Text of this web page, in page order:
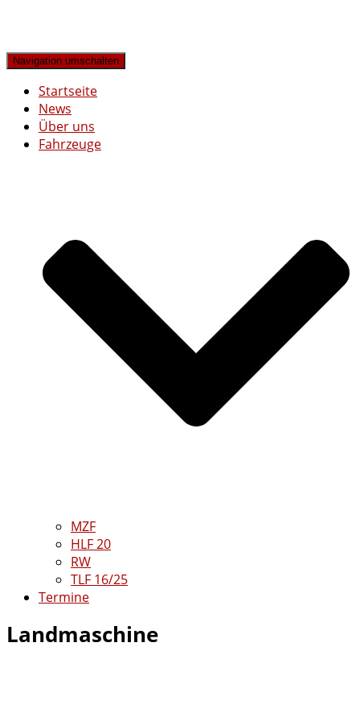
Navigation umschalten
Startseite
News
Über uns
Fahrzeuge
MZF
HLF 20
RW
TLF 16/25
Termine
Landmaschine